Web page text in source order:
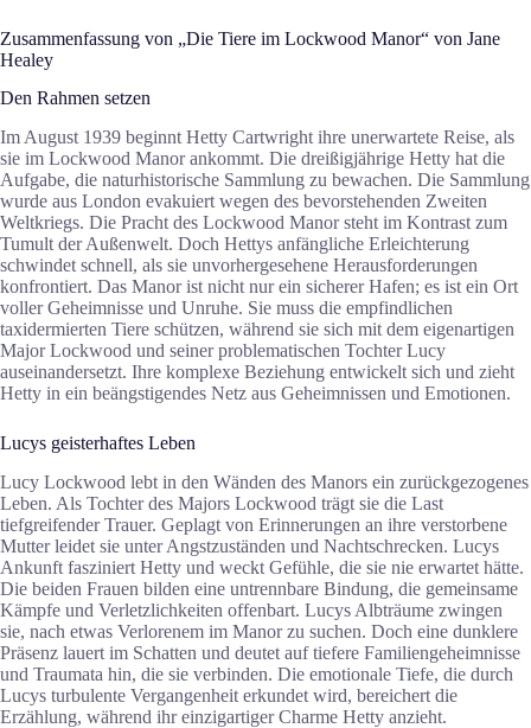
Zusammenfassung von „Die Tiere im Lockwood Manor“ von Jane
Healey
Den Rahmen setzen
Im August 1939 beginnt Hetty Cartwright ihre unerwartete Reise, als
sie im Lockwood Manor ankommt. Die dreißigjährige Hetty hat die
Aufgabe, die naturhistorische Sammlung zu bewachen. Die Sammlung
wurde aus London evakuiert wegen des bevorstehenden Zweiten
Weltkriegs. Die Pracht des Lockwood Manor steht im Kontrast zum
Tumult der Außenwelt. Doch Hettys anfängliche Erleichterung
schwindet schnell, als sie unvorhergesehene Herausforderungen
konfrontiert. Das Manor ist nicht nur ein sicherer Hafen; es ist ein Ort
voller Geheimnisse und Unruhe. Sie muss die empfindlichen
taxidermierten Tiere schützen, während sie sich mit dem eigenartigen
Major Lockwood und seiner problematischen Tochter Lucy
auseinandersetzt. Ihre komplexe Beziehung entwickelt sich und zieht
Hetty in ein beängstigendes Netz aus Geheimnissen und Emotionen.
Lucys geisterhaftes Leben
Lucy Lockwood lebt in den Wänden des Manors ein zurückgezogenes
Leben. Als Tochter des Majors Lockwood trägt sie die Last
tiefgreifender Trauer. Geplagt von Erinnerungen an ihre verstorbene
Mutter leidet sie unter Angstzuständen und Nachtschrecken. Lucys
Ankunft fasziniert Hetty und weckt Gefühle, die sie nie erwartet hätte.
Die beiden Frauen bilden eine untrennbare Bindung, die gemeinsame
Kämpfe und Verletzlichkeiten offenbart. Lucys Albträume zwingen
sie, nach etwas Verlorenem im Manor zu suchen. Doch eine dunklere
Präsenz lauert im Schatten und deutet auf tiefere Familiengeheimnisse
und Traumata hin, die sie verbinden. Die emotionale Tiefe, die durch
Lucys turbulente Vergangenheit erkundet wird, bereichert die
Erzählung, während ihr einzigartiger Charme Hetty anzieht.